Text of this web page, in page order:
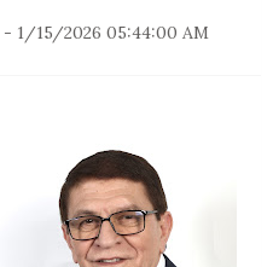
- 1/15/2026 05:44:00 AM